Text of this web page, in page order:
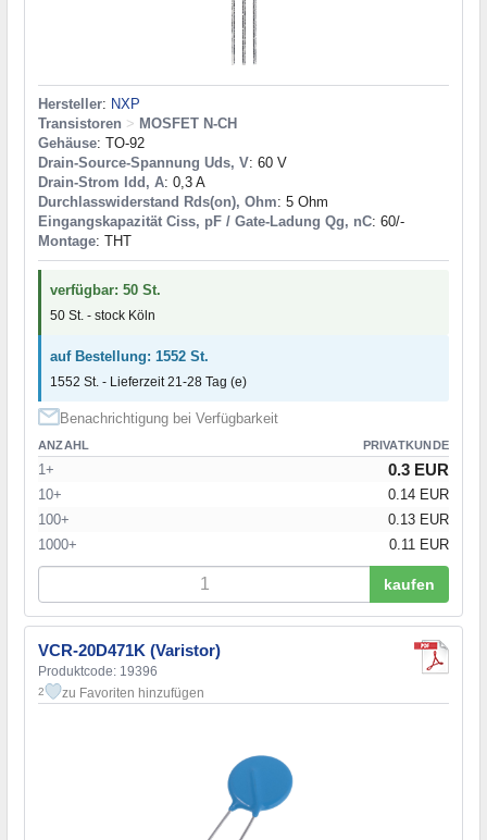
Hersteller: NXP
Transistoren > MOSFET N-CH
Gehäuse: TO-92
Drain-Source-Spannung Uds, V: 60 V
Drain-Strom Idd, A: 0,3 A
Durchlasswiderstand Rds(on), Ohm: 5 Ohm
Eingangskapazität Ciss, pF / Gate-Ladung Qg, nC: 60/-
Montage: THT
verfügbar: 50 St.
50 St. - stock Köln
auf Bestellung: 1552 St.
1552 St. - Lieferzeit 21-28 Tag (e)
Benachrichtigung bei Verfügbarkeit
ANZAHL PRIVATKUNDE
1+ 0.3 EUR
10+
0.14 EUR
100+
0.13 EUR
1000+
0.11 EUR
kaufen
VCR-20D471K (Varistor)
Produktcode: 19396
2 zu Favoriten hinzufügen